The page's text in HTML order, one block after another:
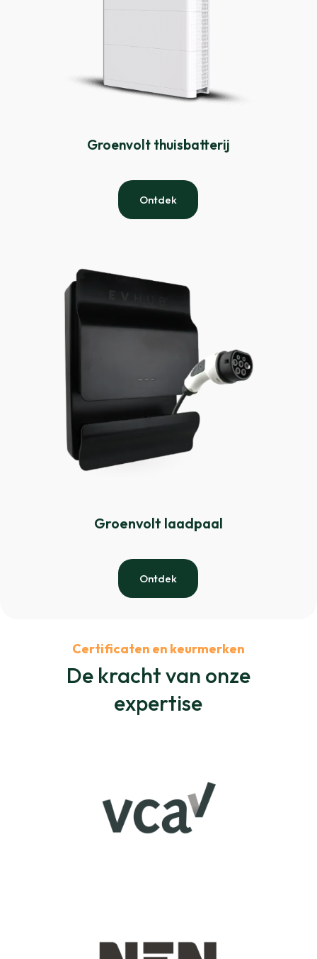
Groenvolt thuisbatterij
Ontdek
Groenvolt laadpaal
Ontdek
Certificaten en keurmerken
De kracht van onze
expertise